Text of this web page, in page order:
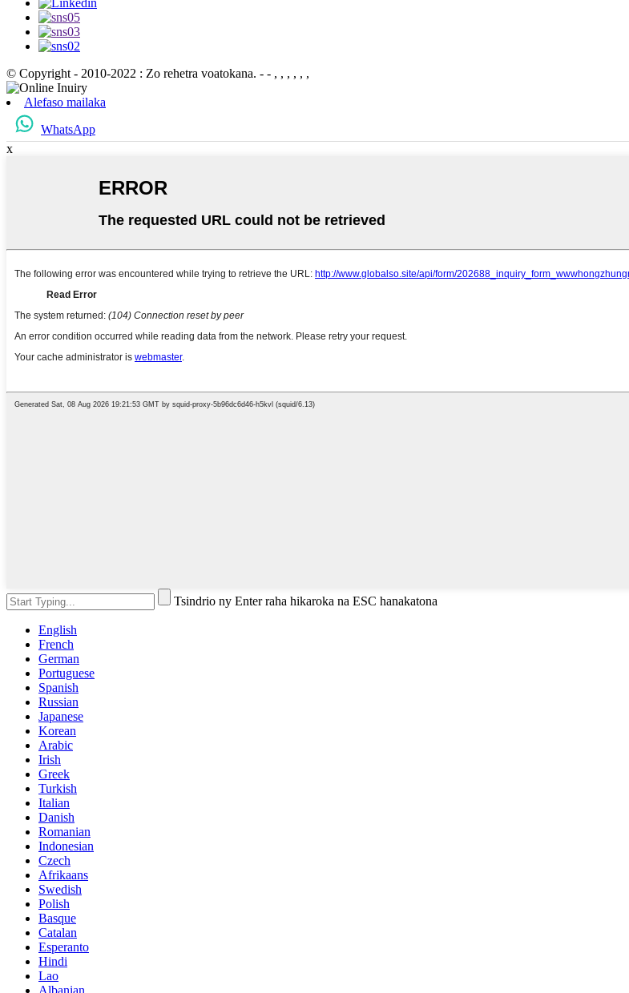
© Copyright - 2010-2022 : Zo rehetra voatokana. - - , , , , , ,
Alefaso mailaka
WhatsApp
x
Tsindrio ny Enter raha hikaroka na ESC hanakatona
English
French
German
Portuguese
Spanish
Russian
Japanese
Korean
Arabic
Irish
Greek
Turkish
Italian
Danish
Romanian
Indonesian
Czech
Afrikaans
Swedish
Polish
Basque
Catalan
Esperanto
Hindi
Lao
Albanian